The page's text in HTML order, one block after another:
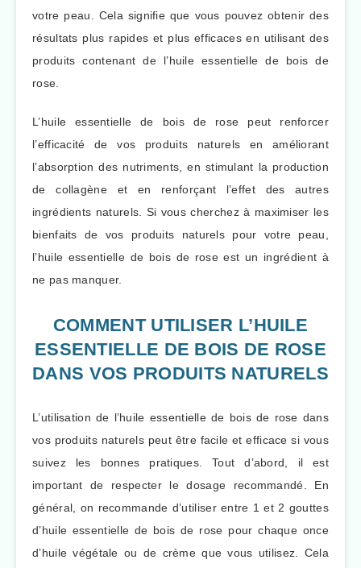
votre peau. Cela signifie que vous pouvez obtenir des
résultats plus rapides et plus efficaces en utilisant des
produits contenant de l’huile essentielle de bois de
rose.
L’huile essentielle de bois de rose peut renforcer
l’efficacité de vos produits naturels en améliorant
l’absorption des nutriments, en stimulant la production
de collagène et en renforçant l’effet des autres
ingrédients naturels. Si vous cherchez à maximiser les
bienfaits de vos produits naturels pour votre peau,
l’huile essentielle de bois de rose est un ingrédient à
ne pas manquer.
COMMENT UTILISER L’HUILE
ESSENTIELLE DE BOIS DE ROSE
DANS VOS PRODUITS NATURELS
L’utilisation de l’huile essentielle de bois de rose dans
vos produits naturels peut être facile et efficace si vous
suivez les bonnes pratiques. Tout d’abord, il est
important de respecter le dosage recommandé. En
général, on recommande d’utiliser entre 1 et 2 gouttes
d’huile essentielle de bois de rose pour chaque once
d’huile végétale ou de crème que vous utilisez. Cela